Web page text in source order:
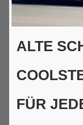
ALTE
FÜR